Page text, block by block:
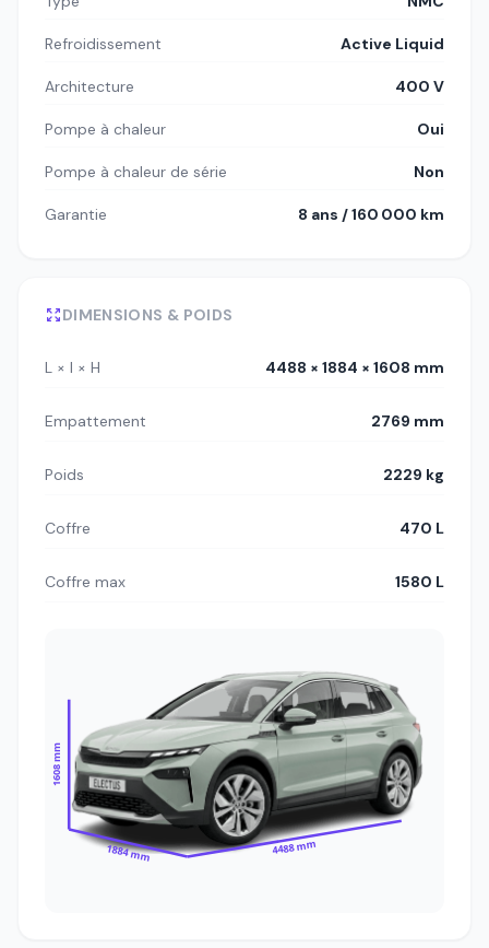
Refroidissement Active Liquid
Architecture 400 V
Pompe à chaleur Oui
Pompe à chaleur de série Non
Garantie 8 ans / 160 000 km
DIMENSIONS & POIDS
L × l × H 4488 × 1884 × 1608 mm
Empattement 2769 mm
Poids 2229 kg
Coffre 470 L
Coffre max 1580 L
1608 mm
1884 mm 4488 mm